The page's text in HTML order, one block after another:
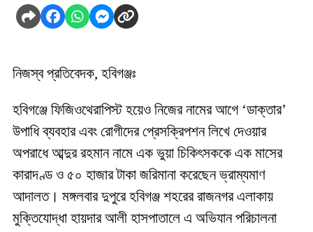
নিজস্ব প্রতিবেদক, হবিগঞ্জঃ
হবিগঞ্জে ফিজিওথেরাপিস্ট হয়েও নিজের নামের আগে ‘ডাক্তার’
উপাধি ব্যবহার এবং রোগীদের প্রেসক্রিপশন লিখে দেওয়ার
অপরাধে আব্দুর রহমান নামে এক ভুয়া চিকিৎসককে এক মাসের
কারাদণ্ড ও ৫০ হাজার টাকা জরিমানা করেছেন ভ্রাম্যমাণ
আদালত। মঙ্গলবার দুপুরে হবিগঞ্জ শহরের রাজনগর এলাকায়
মুক্তিযোদ্ধা হায়দার আলী হাসপাতালে এ অভিযান পরিচালনা